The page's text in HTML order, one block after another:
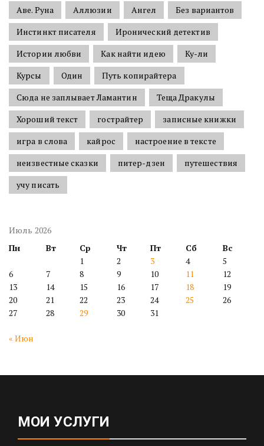
Аве. Руна Аллюзии Ангел
Без вариантов
Инстинкт писателя
Иронический детектив
Истории любви
Как найти идею
Ку-ли
Курсы
Один
Путь копирайтера
Сюда не заплывает Ламантин
Теща Дракулы
Хороший текст
гострайтер
записные книжки
игра в слова
кайрос
настроение в тексте
неизвестные сказки
питер-дзен
путешествия
учу писать
Июль 2026
Пн
Вт Ср Чт Пт Сб
Вс
1
2 3 4
5
6
7 8 9 10 11
12
13
14 15 16 17 18
19
20
21 22 23 24 25
26
27
28 29 30 31
« Июн
МОИ УСЛУГИ